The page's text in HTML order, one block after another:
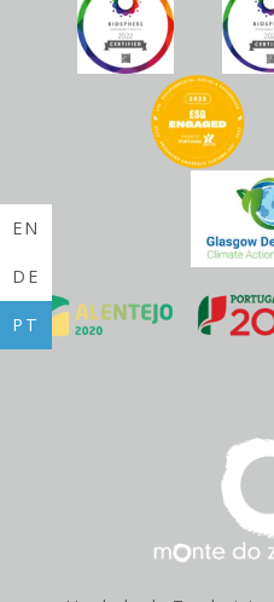
EN
DE
PT